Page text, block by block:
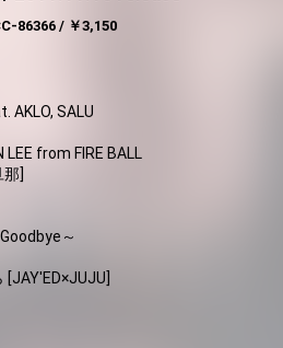
86366 / ￥3,150
AKLO, SALU
from FIRE BALL
那]
～